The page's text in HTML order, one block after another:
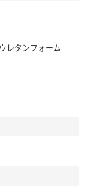
レタンフォーム